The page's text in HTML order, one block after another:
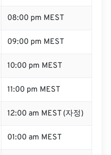
08:00 pm MEST
09:00 pm MEST
10:00 pm MEST
11:00 pm MEST
12:00 am MEST (자정)
01:00 am MEST